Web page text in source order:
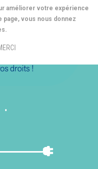
améliorer votre expérience
page, vous nous donnez